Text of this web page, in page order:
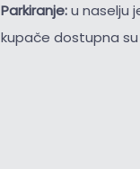
Parkiranje:u naselju
kupače dostupna